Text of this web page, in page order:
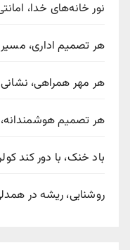
نور خانه‌های خدا،
هر تصمیم اداری،
هر مهر همراهی،
هر تصمیم هوشمندانه،
باد خنک، با دور کند
روشنایی، ریشه در